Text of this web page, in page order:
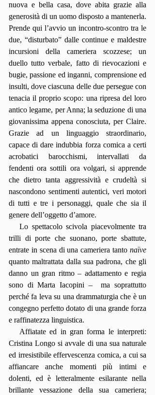
nuova e bella casa, dove abita grazie alla
generosità di un uomo disposto a mantenerla.
Prende qui l’avvio un incontro-scontro tra le
due, “disturbato” dalle continue e maldestre
incursioni della cameriera scozzese; un
duello tutto verbale, fatto di rievocazioni e
bugie, passione ed inganni, comprensione ed
insulti, dove ciascuna delle due persegue con
tenacia il proprio scopo: una ripresa del loro
antico legame, per Anna; la seduzione di una
giovanissima appena conosciuta, per Claire.
Grazie ad un linguaggio straordinario,
capace di dare indubbia forza comica a certi
acrobatici barocchismi, intervallati da
fendenti ora sottili ora volgari, si apprende
che dietro tanta aggressività e crudeltà si
nascondono sentimenti autentici, veri motori
di tutti e tre i personaggi, quale che sia il
genere dell’oggetto d’amore.
   Lo spettacolo scivola piacevolmente tra
trilli di porte che suonano, porte sbattute,
entrate in scena di una cameriera tanto naïve
quanto maltrattata dalla sua padrona, che gli
danno un gran ritmo – adattamento e regia
sono di Marta Iacopini –  ma soprattutto
perché fa leva su una drammaturgia che è un
congegno perfetto dotato di una grande forza
e raffinatezza linguistica.
Cristina Longo si avvale di una sua naturale
ed irresistibile effervescenza comica, a cui sa
affiancare anche momenti più intimi e
dolenti, ed è letteralmente esilarante nella
brillante vessazione della sua cameriera;